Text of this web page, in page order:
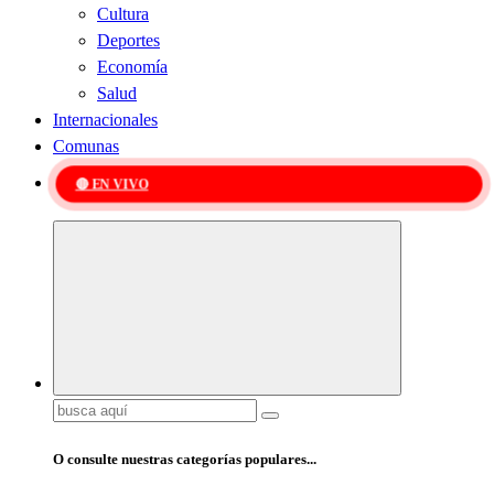
Cultura
Deportes
Economía
Salud
Internacionales
Comunas
🔴 EN VIVO
Buscar:
O consulte nuestras categorías populares...